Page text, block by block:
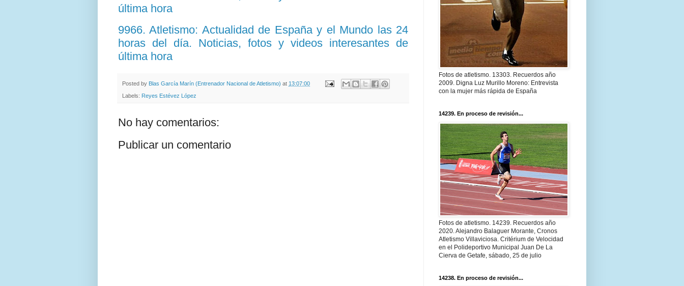
última hora
9966. Atletismo: Actualidad de España y el Mundo las 24
horas del día. Noticias, fotos y videos interesantes de
última hora
Posted by Blas García Marín (Entrenador Nacional de Atletismo) at 13:07:00
Labels: Reyes Estévez López
No hay comentarios:
Publicar un comentario
Fotos de atletismo. 13303. Recuerdos año
2009. Digna Luz Murillo Moreno: Entrevista
con la mujer más rápida de España
14239. En proceso de revisión...
Fotos de atletismo. 14239. Recuerdos año
2020. Alejandro Balaguer Morante, Cronos
Atletismo Villaviciosa. Critérium de Velocidad
en el Polideportivo Municipal Juan De La
Cierva de Getafe, sábado, 25 de julio
14238. En proceso de revisión...